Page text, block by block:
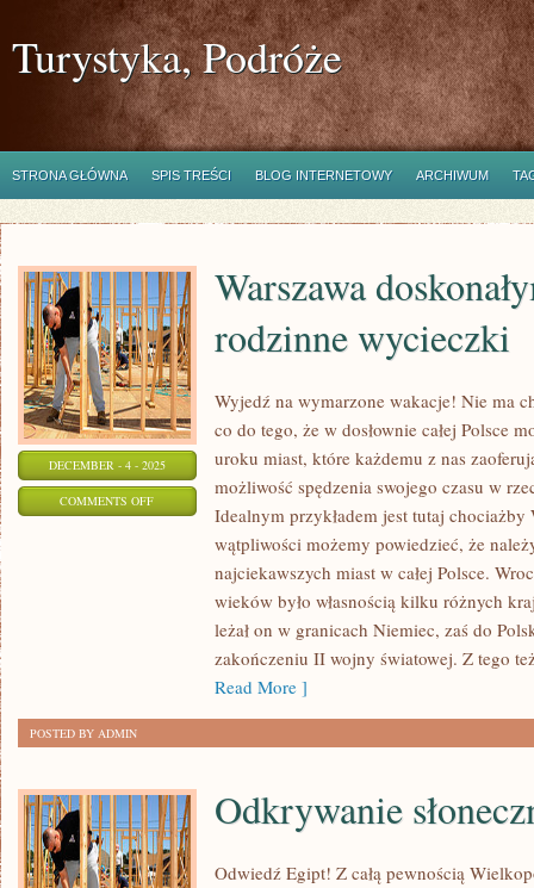
Turystyka, Podróże
STRONA GŁÓWNA SPIS TREŚCI BLOG INTERNETOWY ARCHIWUM
DECEMBER - 4 - 2025
COMMENTS OFFON
DOSKONAŁYM
WYCIECZKI
Warszawa
rodzinne wycieczki
Wyjedź na wymarzone wakacje! Nie ma
co do tego, że w dosłownie całej Polsce
uroku miast, które każdemu z nas
możliwość spędzenia swojego czasu w
Idealnym przykładem jest tutaj chociażby
wątpliwości możemy powiedzieć, że
najciekawszych miast w całej Polsce.
wieków było własnością kilku różnych
leżał on w granicach Niemiec, zaś do
zakończeniu II wojny światowej. Z tego
Read More ]
POSTED BY ADMIN
Odkrywanie
Odwiedź Egipt! Z całą pewnością